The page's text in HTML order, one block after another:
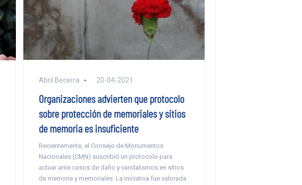
Abril Becerra 20-04-2021
Organizaciones advierten que protocolo
sobre protección de memoriales y sitios
de memoria es insuficiente
Recientemente, el Consejo de Monumentos
Nacionales (CMN) suscribió un protocolo para
actuar ante casos de daño y vandalismos en sitios
de memoria y memoriales. La iniciativa fue valorada